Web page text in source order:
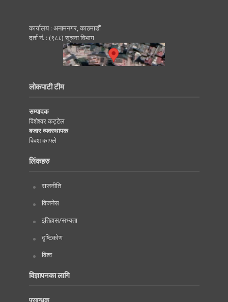
कार्यालय : अनामनगर, काठमाडाैं
दर्ता नं. : (९८८) सूचना विभाग
लोकपाटी टीम
सम्पादक
विशेश्वर कट्टेल
बजार व्यवस्थापक
विवश काफ्ले
लिंकहरु
राजनीति
विजनेस
इतिहास/सभ्यता
दृष्टिकोण
विश्व
विज्ञापनका लागि
प्रबन्धक